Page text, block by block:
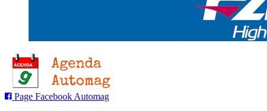
Page Facebook Automag